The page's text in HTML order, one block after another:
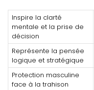
Inspire la clarté
mentale et la prise de
décision
Représente la pensée
logique et stratégique
Protection masculine
face à la trahison